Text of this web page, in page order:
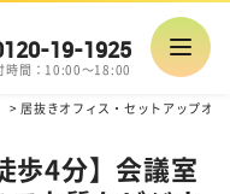
19-1925
時間：10:00～18:00
> 居抜きオフィス・セットアップオ
歩4分】会議室